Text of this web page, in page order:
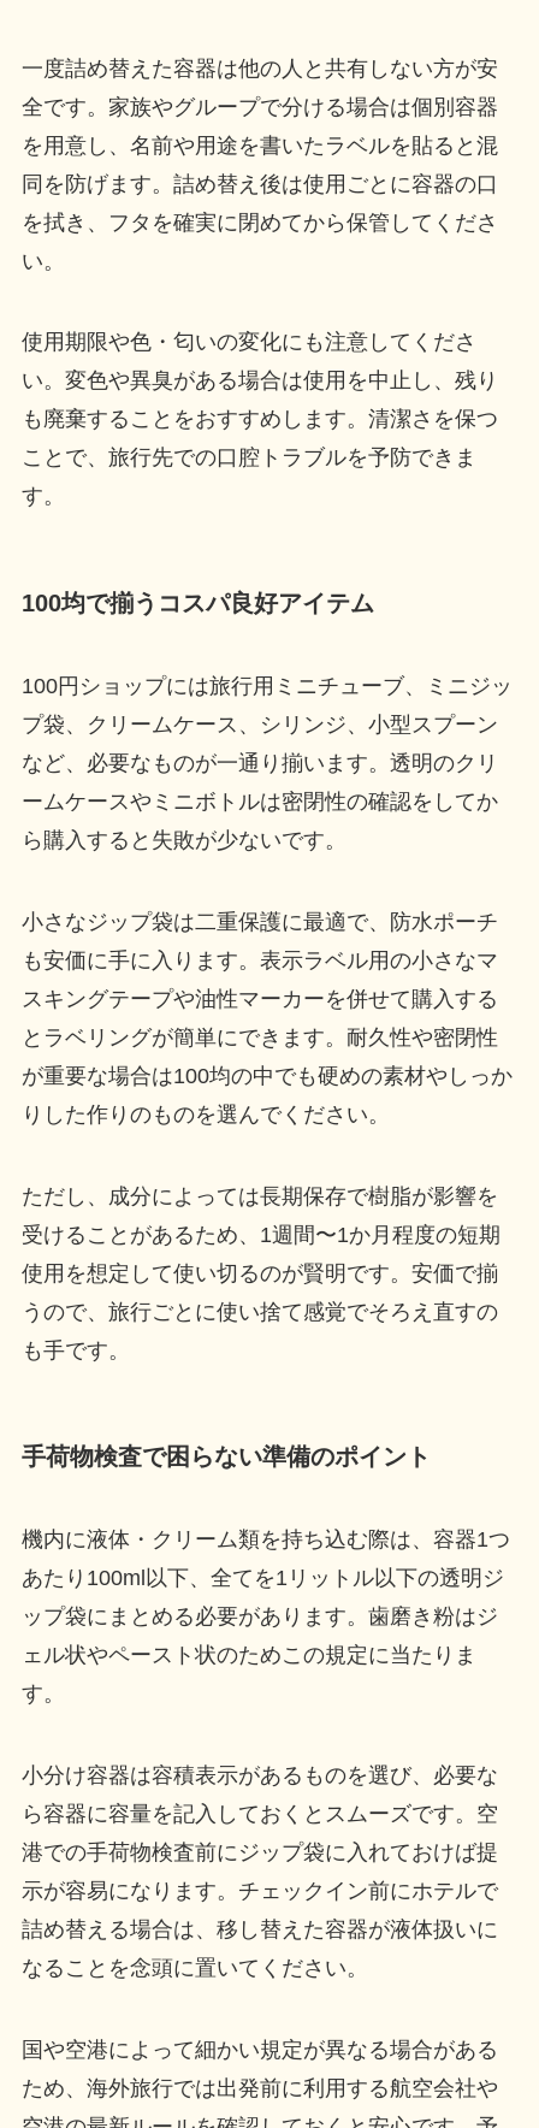
一度詰め替えた容器は他の人と共有しない方が安
全です。家族やグループで分ける場合は個別容器
を用意し、名前や用途を書いたラベルを貼ると混
同を防げます。詰め替え後は使用ごとに容器の口
を拭き、フタを確実に閉めてから保管してくださ
い。
使用期限や色・匂いの変化にも注意してくださ
い。変色や異臭がある場合は使用を中止し、残り
も廃棄することをおすすめします。清潔さを保つ
ことで、旅行先での口腔トラブルを予防できま
す。
100均で揃うコスパ良好アイテム
100円ショップには旅行用ミニチューブ、ミニジッ
プ袋、クリームケース、シリンジ、小型スプーン
など、必要なものが一通り揃います。透明のクリ
ームケースやミニボトルは密閉性の確認をしてか
ら購入すると失敗が少ないです。
小さなジップ袋は二重保護に最適で、防水ポーチ
も安価に手に入ります。表示ラベル用の小さなマ
スキングテープや油性マーカーを併せて購入する
とラベリングが簡単にできます。耐久性や密閉性
が重要な場合は100均の中でも硬めの素材やしっか
りした作りのものを選んでください。
ただし、成分によっては長期保存で樹脂が影響を
受けることがあるため、1週間〜1か月程度の短期
使用を想定して使い切るのが賢明です。安価で揃
うので、旅行ごとに使い捨て感覚でそろえ直すの
も手です。
手荷物検査で困らない準備のポイント
機内に液体・クリーム類を持ち込む際は、容器1つ
あたり100ml以下、全てを1リットル以下の透明ジ
ップ袋にまとめる必要があります。歯磨き粉はジ
ェル状やペースト状のためこの規定に当たりま
す。
小分け容器は容積表示があるものを選び、必要な
ら容器に容量を記入しておくとスムーズです。空
港での手荷物検査前にジップ袋に入れておけば提
示が容易になります。チェックイン前にホテルで
詰め替える場合は、移し替えた容器が液体扱いに
なることを念頭に置いてください。
国や空港によって細かい規定が異なる場合がある
ため、海外旅行では出発前に利用する航空会社や